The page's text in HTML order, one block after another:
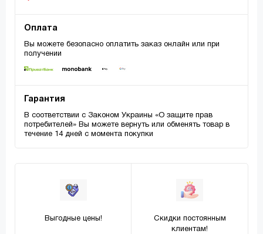
Оплата
Вы можете безопасно оплатить заказ онлайн или при
получении
Гарантия
В соответствии с Законом Украины «О защите прав
потребителей» Вы можете вернуть или обменять товар в
течение 14 дней с момента покупки
Выгодные цены!
Скидки постоянным
клиентам!